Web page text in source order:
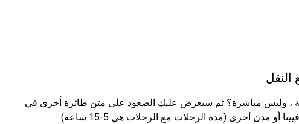
، وليس مباشرة؟ ثم سيعرض عليك الصعود على متن طائرة أخرى في
أو مدن أخرى (مدة الرحلات مع الرحلات هي 5-15 ساعة).